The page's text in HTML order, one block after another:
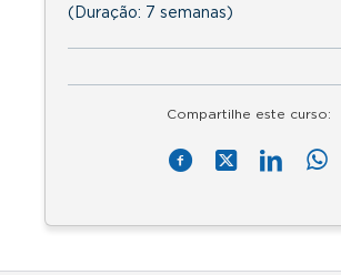
(Duração: 7 semanas)
Compartilhe este curso: